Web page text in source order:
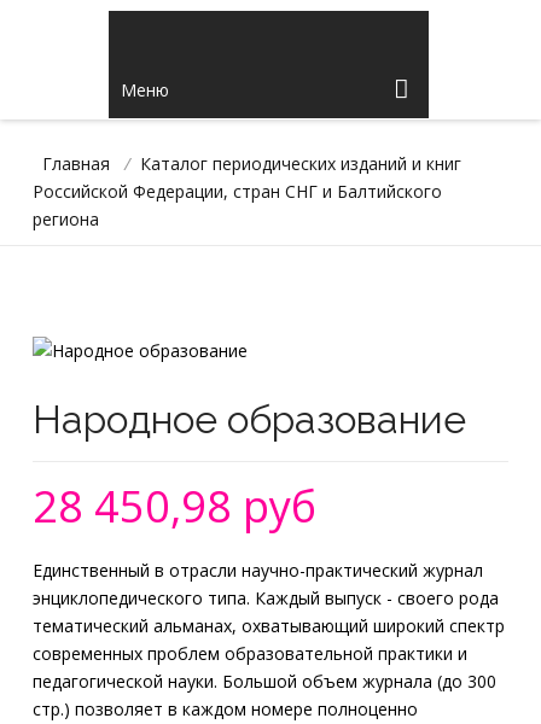
Меню
Главная / Каталог периодических изданий и книг
Российской Федерации, стран СНГ и Балтийского
региона
Народное образование
28 450,98 руб
Единственный в отрасли научно-практический журнал
энциклопедического типа. Каждый выпуск - своего рода
тематический альманах, охватывающий широкий спектр
современных проблем образовательной практики и
педагогической науки. Большой объем журнала (до 300
стр.) позволяет в каждом номере полноценно